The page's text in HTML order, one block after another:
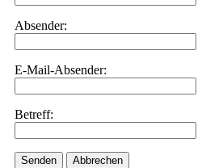
Absender:
E-Mail-Absender:
Betreff:
Senden Abbrechen